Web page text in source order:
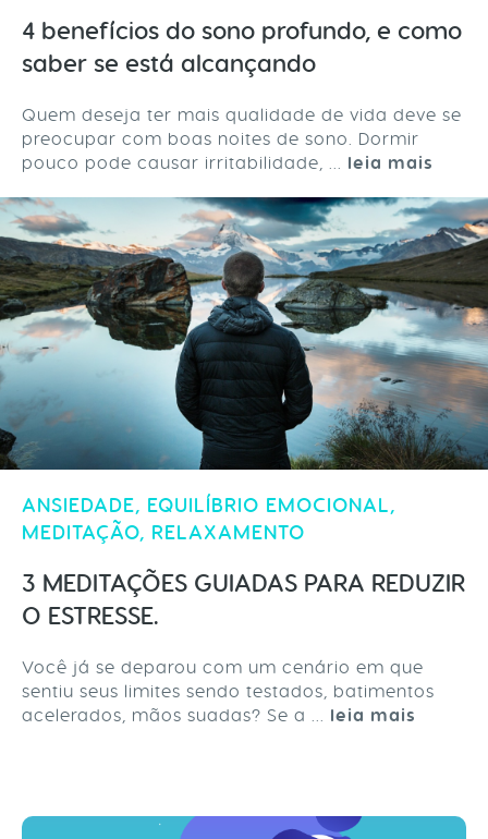
4 benefícios do sono profundo, e como
saber se está alcançando
Quem deseja ter mais qualidade de vida deve se
preocupar com boas noites de sono. Dormir
pouco pode causar irritabilidade, ... leia mais
ANSIEDADE, EQUILÍBRIO EMOCIONAL,
MEDITAÇÃO, RELAXAMENTO
3 MEDITAÇÕES GUIADAS PARA REDUZIR
O ESTRESSE.
Você já se deparou com um cenário em que
sentiu seus limites sendo testados, batimentos
acelerados, mãos suadas? Se a ... leia mais